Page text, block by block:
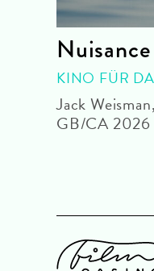
KINO FÜR
Jack
GB/CA